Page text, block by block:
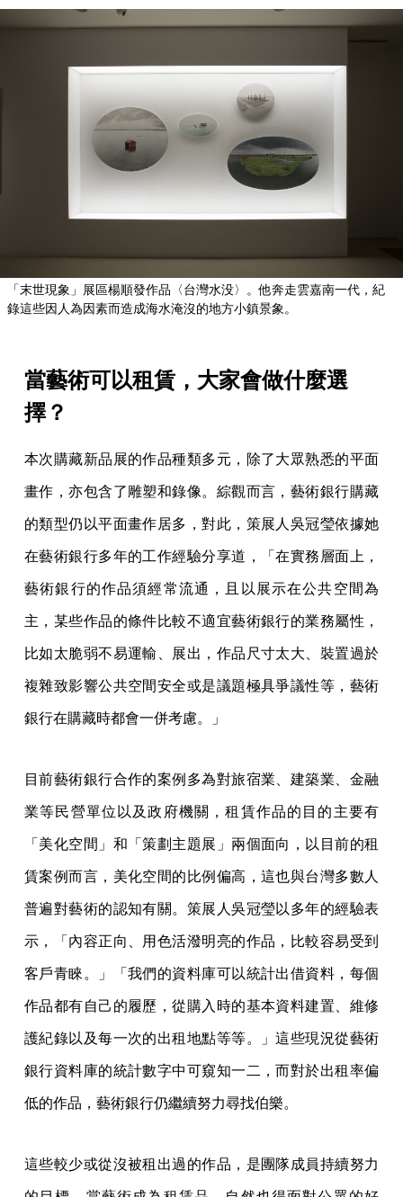
「末世現象」展區楊順發作品〈台灣水没〉。他奔走雲嘉南一代，紀
錄這些因人為因素而造成海水淹沒的地方小鎮景象。
當藝術可以租賃，大家會做什麼選
擇？
本次購藏新品展的作品種類多元，除了大眾熟悉的平面
畫作，亦包含了雕塑和錄像。綜觀而言，藝術銀行購藏
的類型仍以平面畫作居多，對此，策展人吳冠瑩依據她
在藝術銀行多年的工作經驗分享道，「在實務層面上，
藝術銀行的作品須經常流通，且以展示在公共空間為
主，某些作品的條件比較不適宜藝術銀行的業務屬性，
比如太脆弱不易運輸、展出，作品尺寸太大、裝置過於
複雜致影響公共空間安全或是議題極具爭議性等，藝術
銀行在購藏時都會一併考慮。」
目前藝術銀行合作的案例多為對旅宿業、建築業、金融
業等民營單位以及政府機關，租賃作品的目的主要有
「美化空間」和「策劃主題展」兩個面向，以目前的租
賃案例而言，美化空間的比例偏高，這也與台灣多數人
普遍對藝術的認知有關。策展人吳冠瑩以多年的經驗表
示，「內容正向、用色活潑明亮的作品，比較容易受到
客戶青睞。」「我們的資料庫可以統計出借資料，每個
作品都有自己的履歷，從購入時的基本資料建置、維修
護紀錄以及每一次的出租地點等等。」這些現況從藝術
銀行資料庫的統計數字中可窺知一二，而對於出租率偏
低的作品，藝術銀行仍繼續努力尋找伯樂。
這些較少或從沒被租出過的作品，是團隊成員持續努力